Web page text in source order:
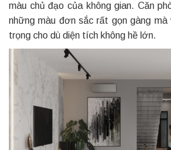
màu chủ đạo của không gian. Căn
những màu đơn sắc rất gọn gàng
trọng cho dù diện tích không hề lớn.